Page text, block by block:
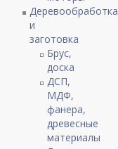
Деревообработка
и
заготовка
Брус,
доска
ДСП,
МДФ,
фанера,
древесные
материалы